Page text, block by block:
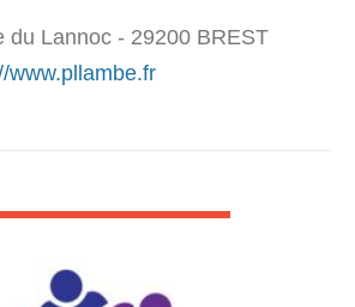
du Lannoc - 29200 BREST
www.pllambe.fr